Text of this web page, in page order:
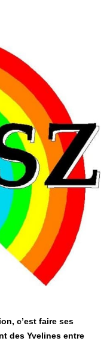
les politiques
et son parti
une large victoire,
Orban,…
c’est faire ses
des Yvelines entre